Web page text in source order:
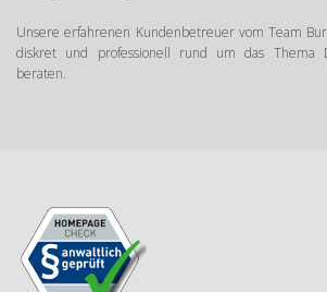
wenden.
Detektei kennen gelernt. Man hat mir in
Angelegenheit sehr geholfen. Ich würde
jedenfalls auch meinem besten Freund
Unsere erfahrenen Kundenbetreuer vom Team
diskret und professionell rund um das Thema
beraten.